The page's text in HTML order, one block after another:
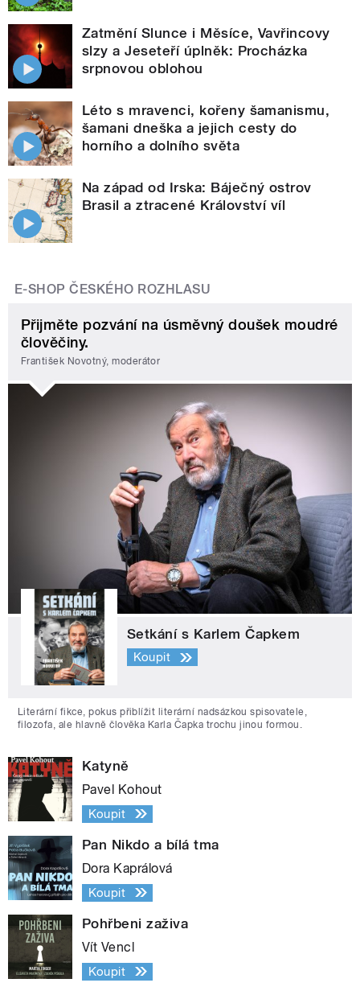
Zatmění Slunce i Měsíce, Vavřincovy
slzy a Jeseteří úplněk: Procházka
srpnovou oblohou
Léto s mravenci, kořeny šamanismu,
šamani dneška a jejich cesty do
horního a dolního světa
Na západ od Irska: Báječný ostrov
Brasil a ztracené Království víl
E-SHOP ČESKÉHO ROZHLASU
Přijměte pozvání na úsměvný doušek moudré
člověčiny.
František Novotný, moderátor
Setkání s Karlem Čapkem
Koupit
Literární fikce, pokus přiblížit literární nadsázkou spisovatele,
filozofa, ale hlavně člověka Karla Čapka trochu jinou formou.
Katyně
Pavel Kohout
Koupit
Pan Nikdo a bílá tma
Dora Kaprálová
Koupit
Pohřbeni zaživa
Vít Vencl
Koupit